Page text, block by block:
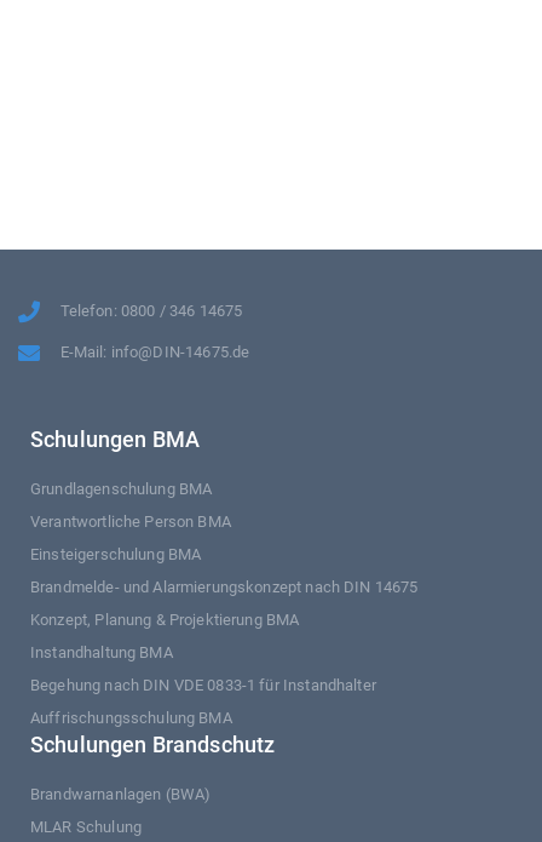
Telefon: 0800 / 346 14675
E-Mail: info@DIN-14675.de
Schulungen BMA
Grundlagenschulung BMA
Verantwortliche Person BMA
Einsteigerschulung BMA
Brandmelde- und Alarmierungskonzept nach DIN 14675
Konzept, Planung & Projektierung BMA
Instandhaltung BMA
Begehung nach DIN VDE 0833-1 für Instandhalter
Auffrischungsschulung BMA
Schulungen Brandschutz
Brandwarnanlagen (BWA)
MLAR Schulung